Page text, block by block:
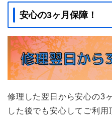
安心の3ヶ月保障！
修理した翌日から安心の3
した後でも安心してご利用